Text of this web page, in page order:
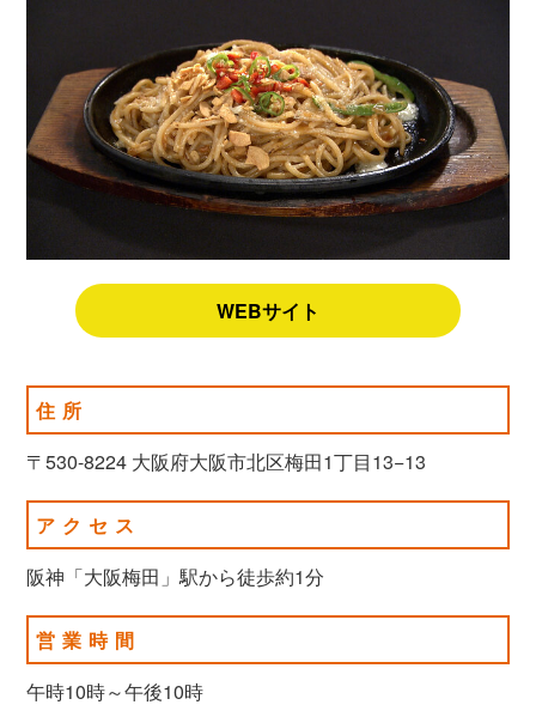
WEBサイト
住所
〒530-8224 大阪府大阪市北区梅田1丁目13−13
アクセス
阪神「大阪梅田」駅から徒歩約1分
営業時間
午時10時～午後10時